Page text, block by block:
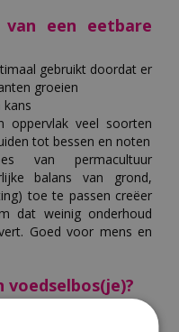
een eetbare
gebruikt doordat er
groeien
oppervlak veel soorten
tot bessen en noten
van permacultuur
balans van grond,
toe te passen creëer
dat weinig onderhoud
Goed voor mens en
beplanting, van knollen